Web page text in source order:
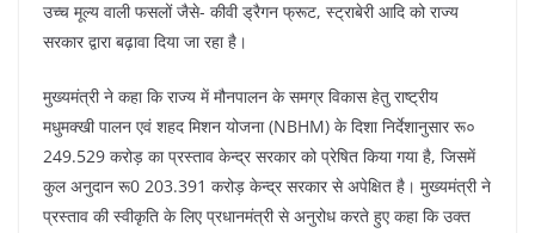
उच्च मूल्य वाली फसलों जैसे- कीवी ड्रैगन फ्रूट, स्ट्राबेरी आदि को राज्य
सरकार द्वारा बढ़ावा दिया जा रहा है।
मुख्यमंत्री ने कहा कि राज्य में मौनपालन के समग्र विकास हेतु राष्ट्रीय
मधुमक्खी पालन एवं शहद मिशन योजना (NBHM) के दिशा निर्देशानुसार रू०
249.529 करोड़ का प्रस्ताव केन्द्र सरकार को प्रेषित किया गया है, जिसमें
कुल अनुदान रू0 203.391 करोड़ केन्द्र सरकार से अपेक्षित है। मुख्यमंत्री ने
प्रस्ताव की स्वीकृति के लिए प्रधानमंत्री से अनुरोध करते हुए कहा कि उक्त